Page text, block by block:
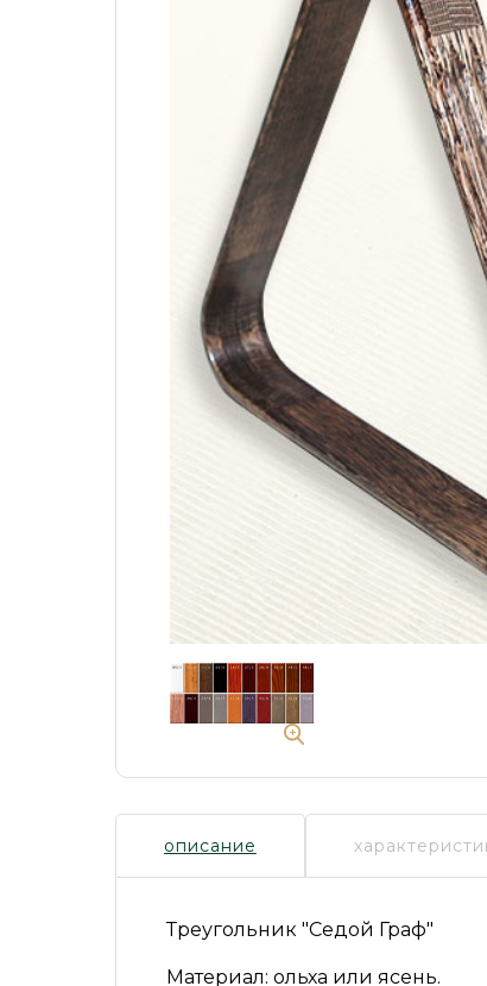
описание
Треугольник "Седой Граф"
Материал: ольха или ясень.